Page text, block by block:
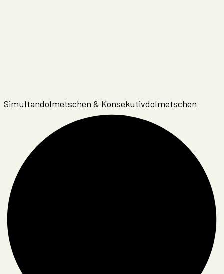
Simultandolmetschen & Konsekutivdolmetschen